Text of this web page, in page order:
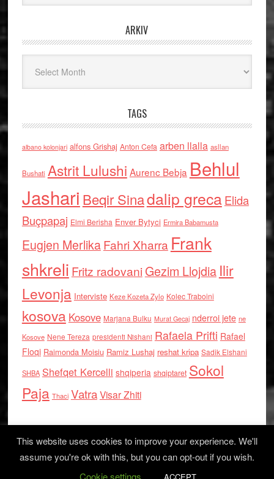
ARKIV
TAGS
albano kolonjari alfons Grishaj Anton Cefa arben llalla asllan
Bushati Astrit Lulushi Aurenc Bebja Behlul
Jashari Beqir Sinadalip grecaElida
Buçpapaj Elmi Berisha Enver Bytyci Ermira Babamusta
Eugjen MerlikaFahri Xharra Frank
shkreli Fritz radovaniGezim Llojdia Ilir
Levonja Interviste Keze Kozeta Zylo Kolec Traboini
kosova Kosove Marjana Bulku Murat Gecaj nderroi jete ne
Kosove Nene Tereza presidenti Nishani Rafaela Prifti Rafael
Floqi Raimonda Moisiu Ramiz Lushaj reshat kripa Sadik Elshani
SHBA Shefqet Kercelli shqiperia shqiptaret Sokol
Paja Thaci VatraVisar Zhiti
Log in
This website uses cookies to improve your experience. We'll
assume you're ok with this, but you can opt-out if you wish.
Cookie settings